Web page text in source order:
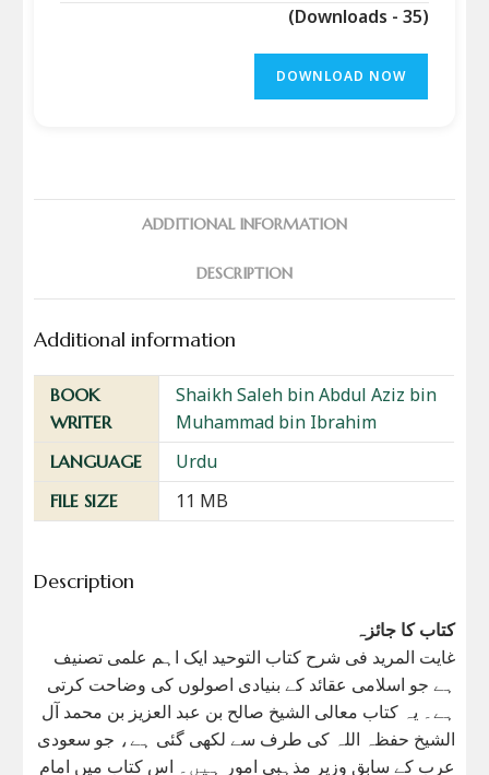
(Downloads - 35)
DOWNLOAD NOW
ADDITIONAL INFORMATION
DESCRIPTION
Additional information
BOOK
WRITER
Shaikh Saleh bin Abdul Aziz bin
Muhammad bin Ibrahim
LANGUAGE Urdu
FILE SIZE 11 MB
Description
کتاب کا جائزہ
غایت المرید فی شرح کتاب التوحید ایک اہم علمی تصنیف
ہے جو اسلامی عقائد کے بنیادی اصولوں کی وضاحت کرتی
ہے۔ یہ کتاب معالی الشیخ صالح بن عبد العزیز بن محمد آل
الشیخ حفظہ اللہ کی طرف سے لکھی گئی ہے، جو سعودی
عرب کے سابق وزیر مذہبی امور ہیں۔ اس کتاب میں امام